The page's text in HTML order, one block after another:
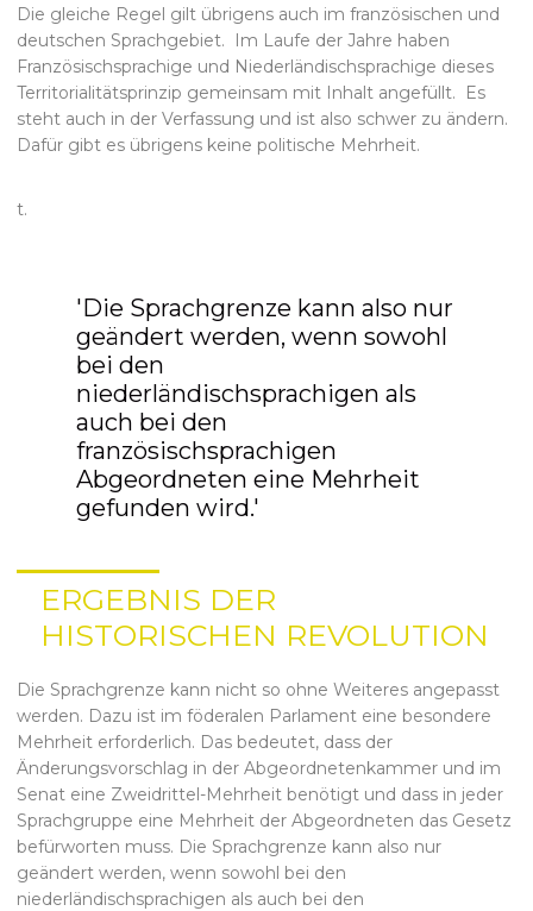
Die gleiche Regel gilt übrigens auch im französischen und
deutschen Sprachgebiet. Im Laufe der Jahre haben
Französischsprachige und Niederländischsprachige dieses
Territorialitätsprinzip gemeinsam mit Inhalt angefüllt. Es
steht auch in der Verfassung und ist also schwer zu ändern.
Dafür gibt es übrigens keine politische Mehrheit.
t.
'Die Sprachgrenze kann also nur
geändert werden, wenn sowohl
bei den
niederländischsprachigen als
auch bei den
französischsprachigen
Abgeordneten eine Mehrheit
gefunden wird.'
ERGEBNIS DER
HISTORISCHEN REVOLUTION
Die Sprachgrenze kann nicht so ohne Weiteres angepasst
werden. Dazu ist im föderalen Parlament eine besondere
Mehrheit erforderlich. Das bedeutet, dass der
Änderungsvorschlag in der Abgeordnetenkammer und im
Senat eine Zweidrittel-Mehrheit benötigt und dass in jeder
Sprachgruppe eine Mehrheit der Abgeordneten das Gesetz
befürworten muss. Die Sprachgrenze kann also nur
geändert werden, wenn sowohl bei den
niederländischsprachigen als auch bei den